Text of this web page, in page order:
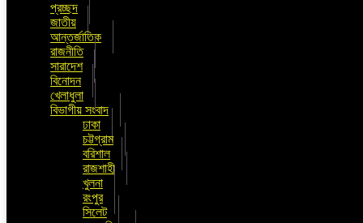
প্রচ্ছদ
জাতীয়
আন্তর্জাতিক
রাজনীতি
সারাদেশ
বিনোদন
খেলাধুলা
বিভাগীয় সংবাদ
ঢাকা
চট্টগ্রাম
বরিশাল
রাজশাহী
খুলনা
রংপুর
সিলেট